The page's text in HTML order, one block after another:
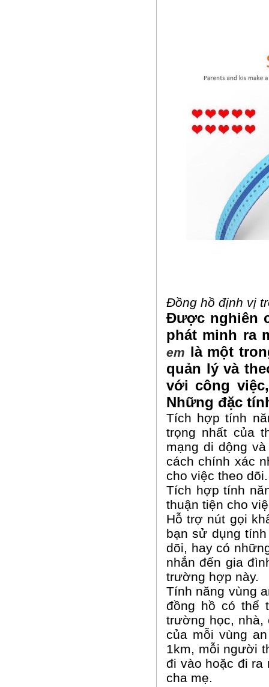
Đồng hồ định vị
Được nghiên
phát minh ra
em là một
quản lý và
với công
Những đặc
Tích hợp tính
trọng nhất của
mạng di dộng
cách chính xác
cho việc theo dõi.
Tích hợp tính
thuận tiện cho
Hỗ trợ nút gọi
bạn sử dụng
dõi, hay có
nhắn đến gia
trường hợp này.
Tính năng vùng
đồng hồ có thể
trường học, nhà,
của mỗi vùng
1km, mỗi người
đi vào hoặc đi ra
cha mẹ.